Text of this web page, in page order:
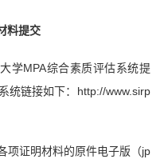
料提交
学MPA综合素质评估系统提
统链接如下：http://www.sirp
项证明材料的原件电子版（jp